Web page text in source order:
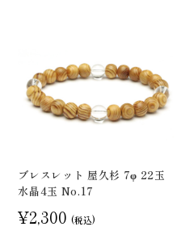
ブレスレット 屋久杉 7φ 22玉
水晶4玉 No.17
¥2,300 (税込)